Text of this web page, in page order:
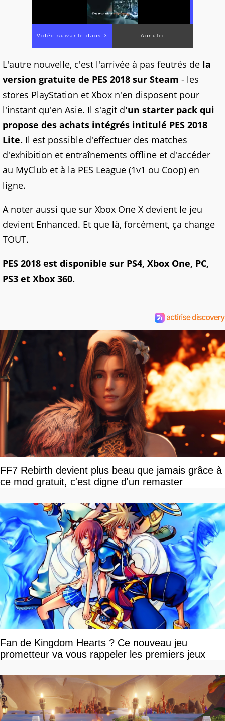
L'autre nouvelle, c'est l'arrivée à pas feutrés de la
version gratuite de PES 2018 sur Steam - les
stores PlayStation et Xbox n'en disposent pour
l'instant qu'en Asie. Il s'agit d'un starter pack qui
propose des achats intégrés intitulé PES 2018
Lite. Il est possible d'effectuer des matches
d'exhibition et entraînements offline et d'accéder
au MyClub et à la PES League (1v1 ou Coop) en
ligne.
A noter aussi que sur Xbox One X devient le jeu
devient Enhanced. Et que là, forcément, ça change
TOUT.
PES 2018 est disponible sur PS4, Xbox One, PC,
PS3 et Xbox 360.
FF7 Rebirth devient plus beau que jamais grâce à
ce mod gratuit, c'est digne d'un remaster
Fan de Kingdom Hearts ? Ce nouveau jeu
prometteur va vous rappeler les premiers jeux